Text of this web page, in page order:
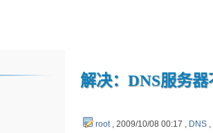
解决：DNS服务
root, 2009/10/08 00:17 , DNS,